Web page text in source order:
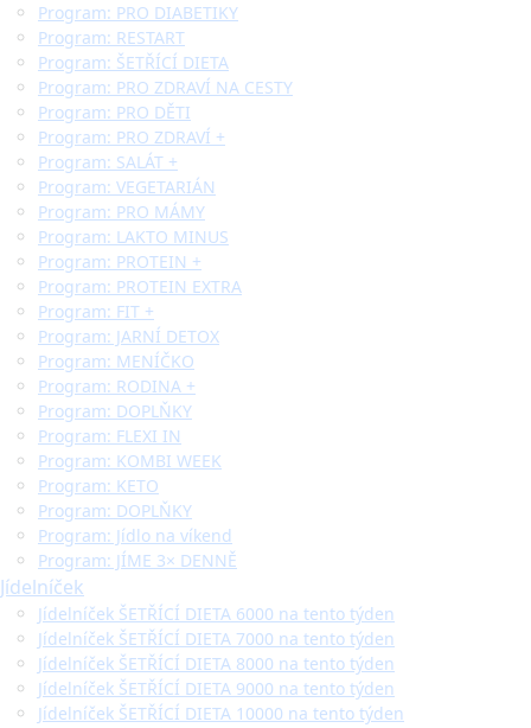
Program: PRO DIABETIKY
Program: RESTART
Program: ŠETŘÍCÍ DIETA
Program: PRO ZDRAVÍ NA CESTY
Program: PRO DĚTI
Program: PRO ZDRAVÍ +
Program: SALÁT +
Program: VEGETARIÁN
Program: PRO MÁMY
Program: LAKTO MINUS
Program: PROTEIN +
Program: PROTEIN EXTRA
Program: FIT +
Program: JARNÍ DETOX
Program: MENÍČKO
Program: RODINA +
Program: DOPLŇKY
Program: FLEXI IN
Program: KOMBI WEEK
Program: KETO
Program: DOPLŇKY
Program: Jídlo na víkend
Program: JÍME 3× DENNĚ
Jídelníček
Jídelníček ŠETŘÍCÍ DIETA 6000 na tento týden
Jídelníček ŠETŘÍCÍ DIETA 7000 na tento týden
Jídelníček ŠETŘÍCÍ DIETA 8000 na tento týden
Jídelníček ŠETŘÍCÍ DIETA 9000 na tento týden
Jídelníček ŠETŘÍCÍ DIETA 10000 na tento týden